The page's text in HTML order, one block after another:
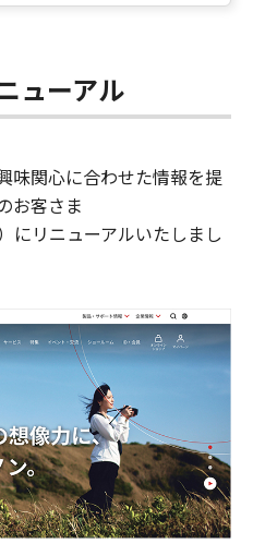
ューアル
味関心に合わせた情報を提
お客さま
にリニューアルいたしまし